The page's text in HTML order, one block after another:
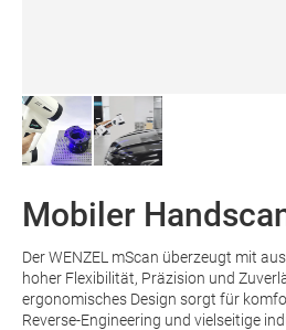
Mobiler
Der WENZEL mScan überzeugt mit
hoher Flexibilität, Präzision und
ergonomisches Design sorgt für
Reverse-Engineering und vielseitige